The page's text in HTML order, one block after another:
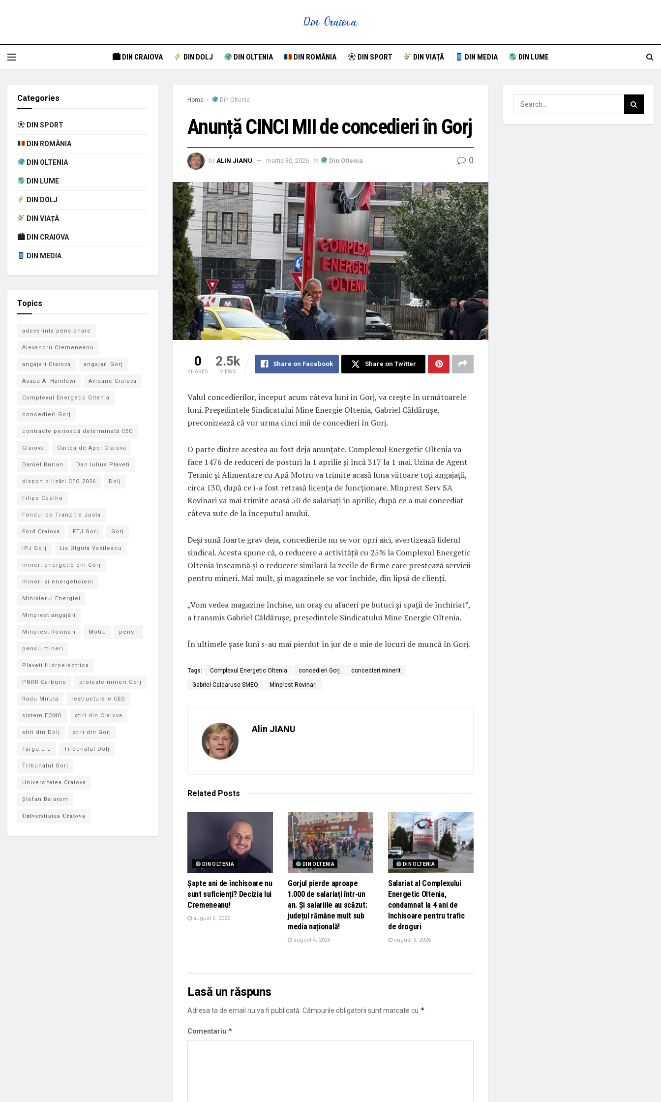
🏙 DIN CRAIOVA DIN DOLJ DIN OLTENIA DIN ROMÂNIA DIN SPORT DIN VIAȚĂ DIN MEDIA DIN LUME
Home Din Oltenia
Anunță CINCI MII de concedieri în Gorj
by ALIN JIANU martie 30, 2026 in Din Oltenia 0
0
SHARES
2.5k
VIEWS
Share on Facebook Share on Twitter
Valul concedierilor, început acum câteva luni în Gorj, va crește în următoarele
luni. Președintele Sindicatului Mine Energie Oltenia, Gabriel Căldărușe,
preconizează că vor urma cinci mii de concedieri în Gorj.
O parte dintre acestea au fost deja anunțate. Complexul Energetic Oltenia va
face 1476 de reduceri de posturi la 1 aprilie și încă 317 la 1 mai. Uzina de Agent
Termic și Alimentare cu Apă Motru va trimite acasă luna viitoare toți angajații,
circa 130, după ce i-a fost retrasă licența de funcționare. Minprest Serv SA
Rovinari va mai trimite acasă 50 de salariați în aprilie, după ce a mai concediat
câteva sute de la începutul anului.
Deși sună foarte grav deja, concedierile nu se vor opri aici, avertizează liderul
sindical. Acesta spune că, o reducere a activității cu 25% la Complexul Energetic
Oltenia înseamnă și o reducere similară la zecile de firme care prestează servicii
pentru mineri. Mai mult, și magazinele se vor închide, din lipsă de clienți.
„Vom vedea magazine închise, un oraș cu afaceri pe butuci și spații de închiriat”,
a transmis Gabriel Căldărușe, președintele Sindicatului Mine Energie Oltenia.
În ultimele șase luni s-au mai pierdut în jur de o mie de locuri de muncă în Gorj.
Tags: Complexul Energetic Oltenia concedieri Gorj concedieri minerit
Gabriel Caldaruse SMEO Minprest Rovinari
Alin JIANU
Related Posts
DIN OLTENIA
Șapte ani de închisoare nu
sunt suficienți? Decizia lui
Cremeneanu!
august 6, 2026
DIN OLTENIA
Gorjul pierde aproape
1.000 de salariați într-un
an. Și salariile au scăzut:
județul rămâne mult sub
media națională!
august 4, 2026
DIN OLTENIA
Salariat al Complexului
Energetic Oltenia,
condamnat la 4 ani de
închisoare pentru trafic
de droguri
august 3, 2026
Lasă un răspuns
Adresa ta de email nu va fi publicată. Câmpurile obligatorii sunt marcate cu *
Comentariu *
Categories
DIN SPORT
DIN ROMÂNIA
DIN OLTENIA
DIN LUME
DIN DOLJ
DIN VIAȚĂ
🏙 DIN CRAIOVA
DIN MEDIA
Topics
adeverinta pensionare
Alexandru Cremeneanu
angajari Craiova angajari Gorj
Assad Al-Hamlawi Avioane Craiova
Complexul Energetic Oltenia
concedieri Gorj
contracte perioadă determinată CEO
Craiova Curtea de Apel Craiova
Daniel Burlan Dan Iulius Plaveti
disponibilizări CEO 2026 Dolj
Filipe Coelho
Fondul de Tranzitie Justa
Ford Craiova FTJ Gorj Gorj
IPJ Gorj Lia Olguta Vasilescu
mineri energeticieni Gorj
mineri si energeticieni
Ministerul Energiei
Minprest angajări
Minprest Rovinari Motru pensii
pensii mineri
Plaveti Hidroelectrica
PNRR Carbune proteste mineri Gorj
Radu Miruta restructurare CEO
sistem ECMO stiri din Craiova
stiri din Dolj stiri din Gorj
Targu Jiu Tribunalul Dolj
Tribunalul Gorj
Universitatea Craiova
Ștefan Baiaram
𝐔𝐧𝐢𝐯𝐞𝐫𝐬𝐢𝐭𝐚𝐭𝐞𝐚 𝐂𝐫𝐚𝐢𝐨𝐯𝐚